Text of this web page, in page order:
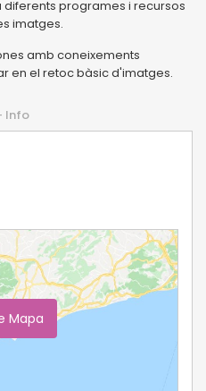
programes i recursos
imatges.
amb coneixements
en el retoc bàsic d'imatges.
Info
Mapa